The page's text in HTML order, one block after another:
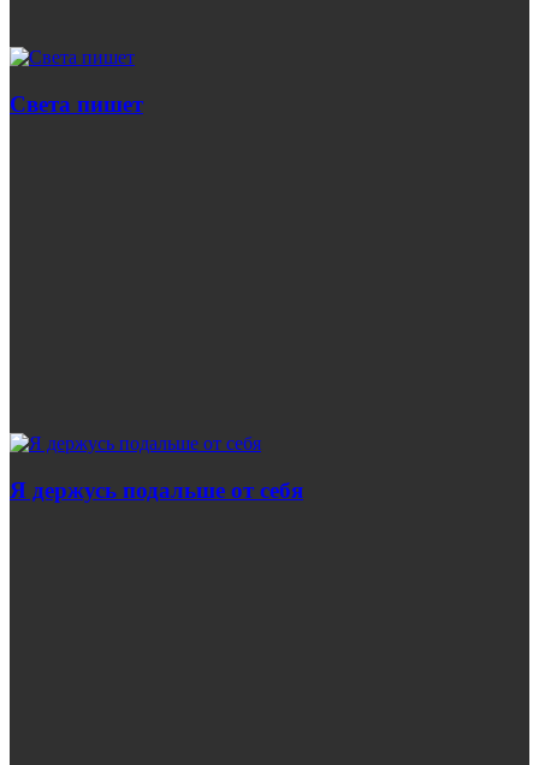
Света пишет
Я держусь подальше от себя